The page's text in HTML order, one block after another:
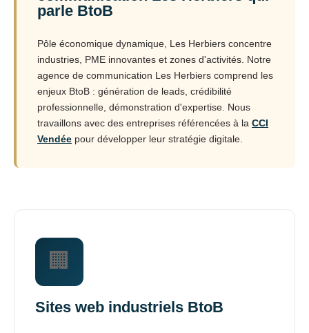
parle BtoB
Pôle économique dynamique, Les Herbiers concentre
industries, PME innovantes et zones d'activités. Notre
agence de communication Les Herbiers comprend les
enjeux BtoB : génération de leads, crédibilité
professionnelle, démonstration d'expertise. Nous
travaillons avec des entreprises référencées à la CCI
Vendée pour développer leur stratégie digitale.
🏢
Sites web industriels BtoB